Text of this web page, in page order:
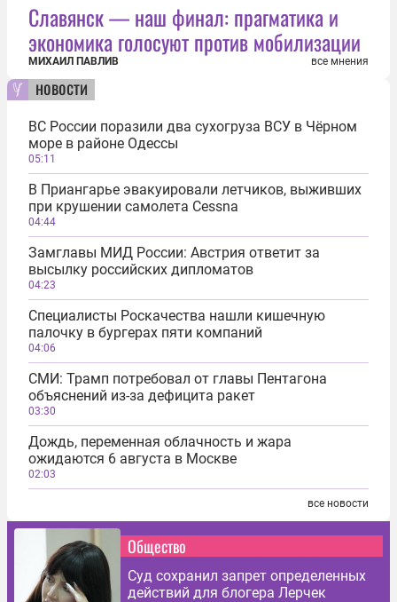
Славянск — наш финал: прагматика и
экономика голосуют против мобилизации
МИХАИЛ ПАВЛИВ все мнения
новости
ВС России поразили два сухогруза ВСУ в Чёрном
море в районе Одессы
05:11
В Приангарье эвакуировали летчиков, выживших
при крушении самолета Cessna
04:44
Замглавы МИД России: Австрия ответит за
высылку российских дипломатов
04:23
Специалисты Роскачества нашли кишечную
палочку в бургерах пяти компаний
04:06
СМИ: Трамп потребовал от главы Пентагона
объяснений из-за дефицита ракет
03:30
Дождь, переменная облачность и жара
ожидаются 6 августа в Москве
02:03
все новости
Общество
Суд сохранил запрет определенных
действий для блогера Лерчек